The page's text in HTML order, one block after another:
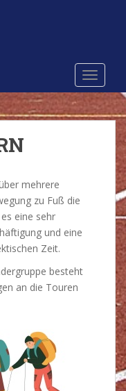
mehrere
zu Fuß die
eine sehr
und eine
Zeit.
besteht
an die Touren